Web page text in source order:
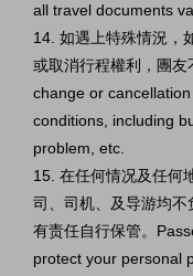
all travel documents
14. 如遇上特殊情況，
或取消行程權利，團
change or
conditions, including
problem, etc.
15. 在任何情况及任何
司、司机、及导游均
有责任自行保管。
protect your personal